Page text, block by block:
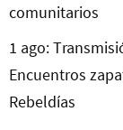
comunitarios
1 ago:
Encuentros
Rebeldías